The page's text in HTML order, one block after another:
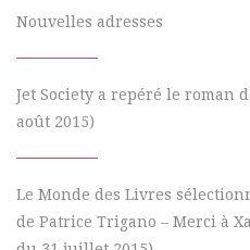
Nouvelles adresses
Jet Society a repéré le roman
août 2015)
Le Monde des Livres
de Patrice Trigano – Merci à